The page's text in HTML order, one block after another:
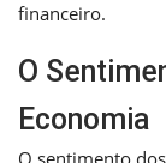
financeiro.
O
Economia